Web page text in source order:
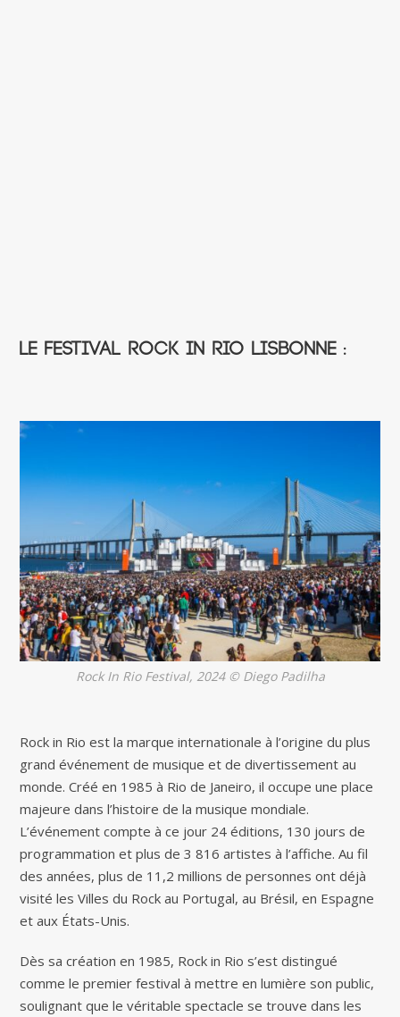
Le Festival Rock in Rio Lisbonne :
Rock In Rio Festival, 2024 © Diego Padilha
Rock in Rio est la marque internationale à l’origine du plus
grand événement de musique et de divertissement au
monde. Créé en 1985 à Rio de Janeiro, il occupe une place
majeure dans l’histoire de la musique mondiale.
L’événement compte à ce jour 24 éditions, 130 jours de
programmation et plus de 3 816 artistes à l’affiche. Au fil
des années, plus de 11,2 millions de personnes ont déjà
visité les Villes du Rock au Portugal, au Brésil, en Espagne
et aux États-Unis.
Dès sa création en 1985, Rock in Rio s’est distingué
comme le premier festival à mettre en lumière son public,
soulignant que le véritable spectacle se trouve dans les